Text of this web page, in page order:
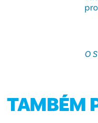
O
TAMBÉM